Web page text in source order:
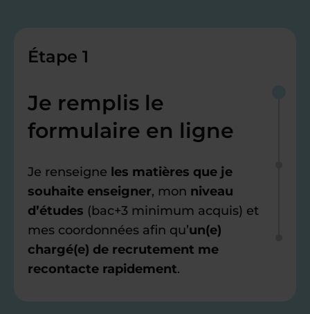
Étape 1
Je remplis le
formulaire en ligne
Je renseigne les matières que je
souhaite enseigner, mon niveau
d’études (bac+3 minimum acquis) et
mes coordonnées afin qu’un(e)
chargé(e) de recrutement me
recontacte rapidement.